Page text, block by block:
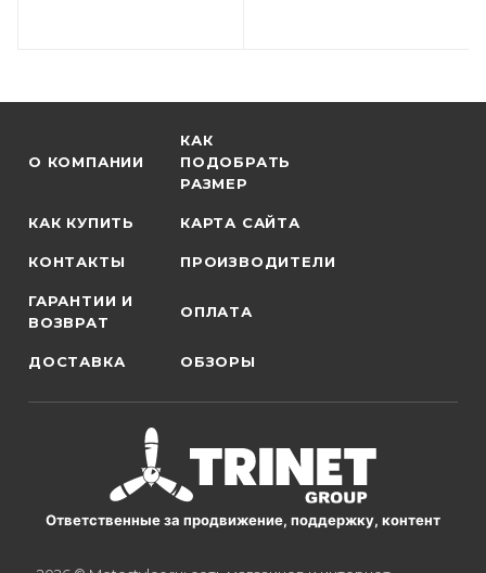
О КОМПАНИИ
КАК
ПОДОБРАТЬ
РАЗМЕР
КАК КУПИТЬ КАРТА САЙТА
КОНТАКТЫ ПРОИЗВОДИТЕЛИ
ГАРАНТИИ И
ВОЗВРАТ
ОПЛАТА
ДОСТАВКА ОБЗОРЫ
Ответственные за продвижение, поддержку, контент